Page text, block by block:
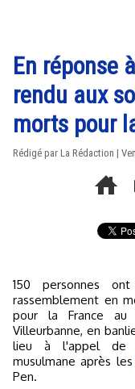
En réponse
rendu aux
morts pour
Rédigé par La Rédaction |
150 personnes ont participé, jeudi 16 décembre, au
rassemblement en
pour la France
Villeurbanne, en
lieu à l'appel de
musulmane après
Pen.